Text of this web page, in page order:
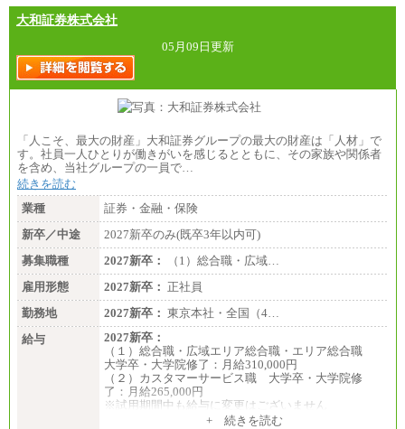
大和証券株式会社
05月09日更新
「人こそ、最大の財産」大和証券グループの最大の財産は「人材」で
す。社員一人ひとりが働きがいを感じるとともに、その家族や関係者
を含め、当社グループの一員で…
続きを読む
業種
証券・金融・保険
新卒／中途
2027新卒のみ(既卒3年以内可)
募集職種
2027新卒：
（1）総合職・広域…
雇用形態
2027新卒： 正社員
勤務地
2027新卒： 東京本社・全国（4…
給与
2027新卒：
（１）総合職・広域エリア総合職・エリア総合職
大学卒・大学院修了：月給310,000円
（２）カスタマーサービス職 大学卒・大学院修
了：月給265,000円
※試用期間中も給与に変更はございません
+ 続きを読む